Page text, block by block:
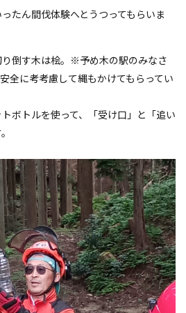
たん間伐体験へとうつってもらいま
倒す木は桧。※予め木の駅のみなさ
全に考考慮して縄もかけてもらってい
ボトルを使って、「受け口」と「追い